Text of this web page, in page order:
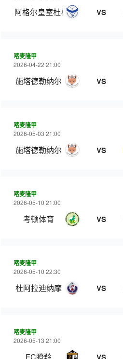
阿格尔皇室杜马 VS
喀麦隆甲
2026-04-22 21:00
施塔德勒纳尔 VS
喀麦隆甲
2026-05-03 21:00
施塔德勒纳尔 VS
喀麦隆甲
2026-05-10 21:00
考顿体育 VS
喀麦隆甲
2026-05-10 22:30
杜阿拉迪纳摩 VS
喀麦隆甲
2026-05-13 21:00